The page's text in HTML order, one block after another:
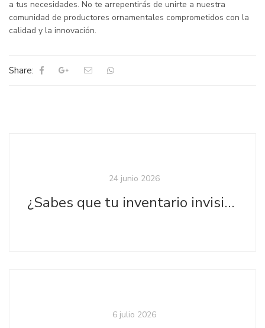
a tus necesidades. No te arrepentirás de unirte a nuestra
comunidad de productores ornamentales comprometidos con la
calidad y la innovación.
Share:
24 junio 2026
¿Sabes que tu inventario invisible está afectando tus ventas?
6 julio 2026